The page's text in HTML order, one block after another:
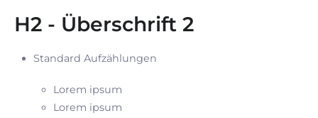
H2 - Überschrift 2
Standard Aufzählungen
Lorem ipsum
Lorem ipsum